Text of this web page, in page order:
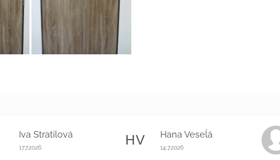
Iva Stratilová
Hodnocení obchodu je 5 z 5 hvězdiček.
17.7.2026 HV Hana Veseĺá
Hodnocení obchodu je 5 z 5
14.7.2026